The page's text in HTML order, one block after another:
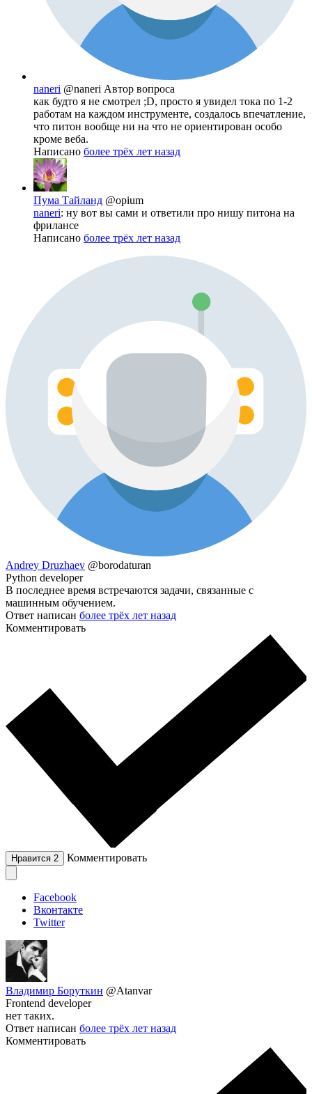
naneri @naneri Автор вопроса
как будто я не смотрел ;D, просто я увидел тока по 1-2
работам на каждом инструменте, создалось впечатление,
что питон вообще ни на что не ориентирован особо
кроме веба.
Написано более трёх лет назад
Пума Тайланд @opium
naneri: ну вот вы сами и ответили про нишу питона на
фрилансе
Написано более трёх лет назад
Andrey Druzhaev @borodaturan
Python developer
В последнее время встречаются задачи, связанные с
машинным обучением.
Ответ написан более трёх лет назад
Комментировать
Нравится 2 Комментировать
Facebook
Вконтакте
Twitter
Владимир Боруткин @Atanvar
Frontend developer
нет таких.
Ответ написан более трёх лет назад
Комментировать